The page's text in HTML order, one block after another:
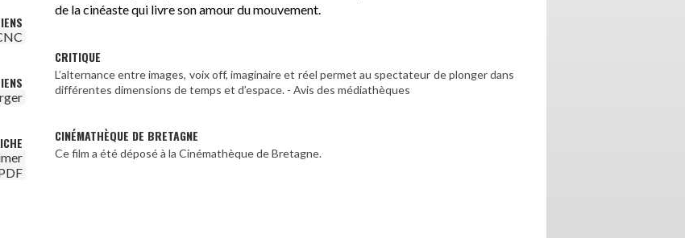
de la cinéaste qui livre son amour du mouvement.
CRITIQUE
L’alternance entre images, voix off, imaginaire et réel permet au spectateur de plonger dans
différentes dimensions de temps et d’espace. - Avis des médiathèques
CINÉMATHÈQUE DE BRETAGNE
Ce film a été déposé à la Cinémathèque de Bretagne.